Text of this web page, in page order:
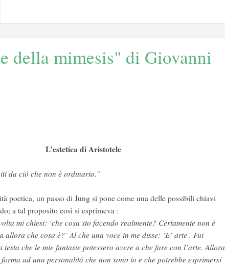
della mimesis" di Giovanni
L’estetica di Aristotele
da ciò che non è ordinario.”
poetica, un passo di Jung si pone come una delle possibili chiavi
a tal proposito così si esprimeva :
mi chiesi: ‘che cosa sto facendo realmente? Certamente non è
che cosa è?’ Al che una voce in me disse: ‘E’ arte’. Fui
che le mie fantasie potessero avere a che fare con l’arte. Allora
ad una personalità che non sono io e che potrebbe esprimersi